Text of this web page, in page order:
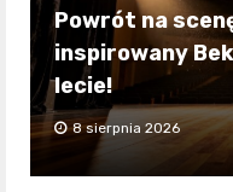
Powrót na
inspirowany
lecie!
8 sierpnia 2026